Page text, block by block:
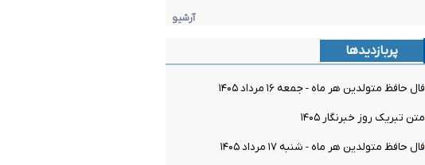
آرشیو
پربازدیدها
فال حافظ متولدین هر ماه - جمعه ۱۶ مرداد ۱۴۰۵
متن تبریک روز خبرنگار ۱۴۰۵
فال حافظ متولدین هر ماه - شنبه ۱۷ مرداد ۱۴۰۵